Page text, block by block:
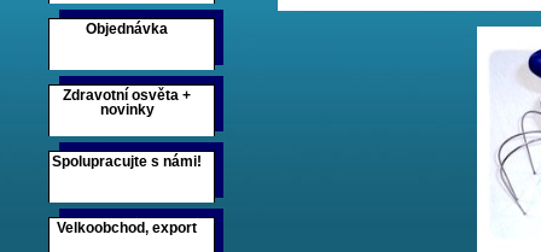
Objednávka
Zdravotní osvěta +
novinky
Spolupracujte s námi!
Velkoobchod, export